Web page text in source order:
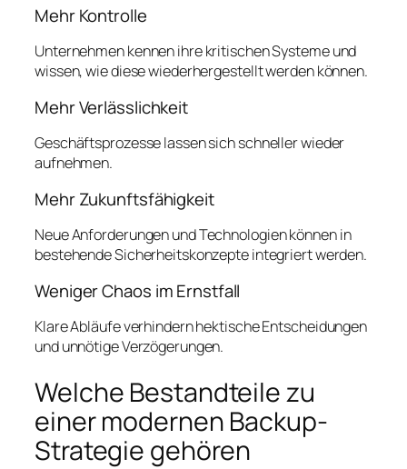
Mehr Kontrolle
Unternehmen kennen ihre kritischen Systeme und
wissen, wie diese wiederhergestellt werden können.
Mehr Verlässlichkeit
Geschäftsprozesse lassen sich schneller wieder
aufnehmen.
Mehr Zukunftsfähigkeit
Neue Anforderungen und Technologien können in
bestehende Sicherheitskonzepte integriert werden.
Weniger Chaos im Ernstfall
Klare Abläufe verhindern hektische Entscheidungen
und unnötige Verzögerungen.
Welche Bestandteile zu
einer modernen Backup-
Strategie gehören